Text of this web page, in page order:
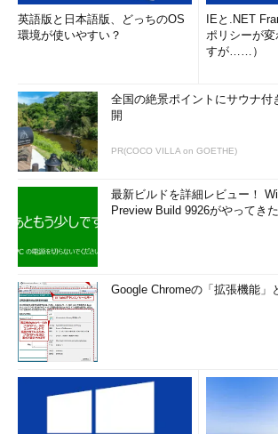
英語版と日本語版、どっちのOS
環境が使いやすい？
IEと.NET
ポリシーが
すが……）
全国の絶景ポイントにサウナ付
開
PR(COCO VILLA on GOETHE)
最新ビルドを詳細レビュー！
Preview Build 9926がやってき
Google Chromeの「拡張機能」